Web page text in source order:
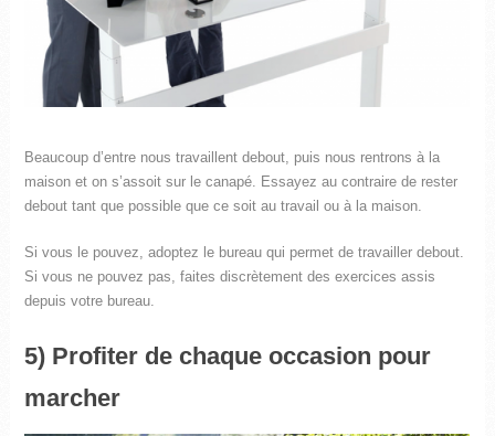
Beaucoup d’entre nous travaillent debout, puis nous rentrons à la
maison et on s’assoit sur le canapé. Essayez au contraire de rester
debout tant que possible que ce soit au travail ou à la maison.
Si vous le pouvez, adoptez le bureau qui permet de travailler debout.
Si vous ne pouvez pas, faites discrètement des exercices assis
depuis votre bureau.
5) Profiter de chaque occasion pour
marcher